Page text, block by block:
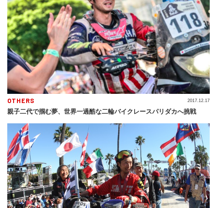
OTHERS
親子二代で掴む夢、世界一過酷な二輪バイクレースパリダカへ挑戦
2017.12.17